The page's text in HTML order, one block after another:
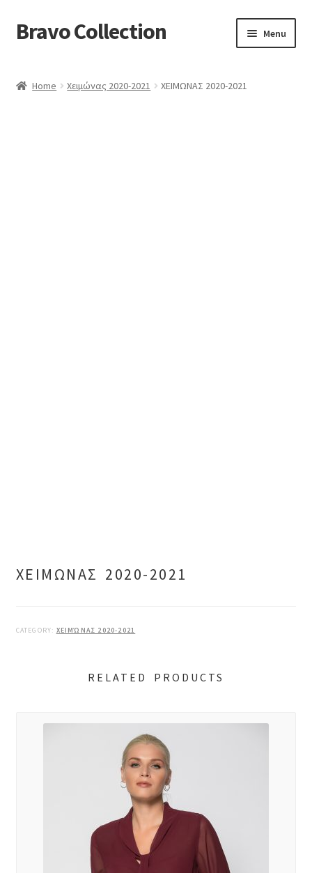
Skip
to
Skip
to
Bravo Collection Menu
COLLECTIONS
Home Χειμώνας 2020-2021 ΧΕΙΜΩΝΑΣ 2020-2021
ΧΕΙΜΩΝΑΣ 2020-2021
CATEGORY: ΧΕΙΜΏΝΑΣ 2020-2021
RELATED PRODUCTS